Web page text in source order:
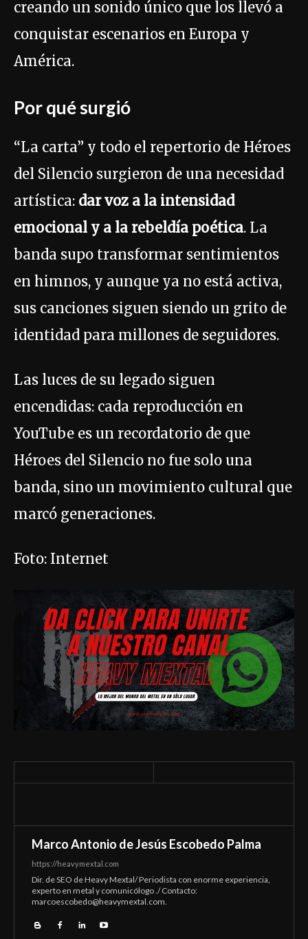
creando un sonido único que los llevó a
conquistar escenarios en Europa y
América.
Por qué surgió
“La carta” y todo el repertorio de Héroes
del Silencio surgieron de una necesidad
artística: dar voz a la intensidad
emocional y a la rebeldía poética. La
banda supo transformar sentimientos
en himnos, y aunque ya no está activa,
sus canciones siguen siendo un grito de
identidad para millones de seguidores.
Las luces de su legado siguen
encendidas: cada reproducción en
YouTube es un recordatorio de que
Héroes del Silencio no fue solo una
banda, sino un movimiento cultural que
marcó generaciones.
Foto: Internet
Marco Antonio de Jesús Escobedo Palma
https://heavymextal.com
Dir. de SEO de Heavy Mextal/ Periodista con enorme experiencia,
experto en metal y comunicólogo ./ Contacto:
marcoescobedo@heavymextal.com